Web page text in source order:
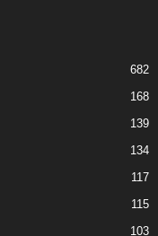
682
168
139
134
117
115
103